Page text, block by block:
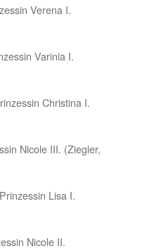
Verena I.
Varinia I.
Christina I.
Nicole III. (Ziegler,
Lisa I.
Nicole II.